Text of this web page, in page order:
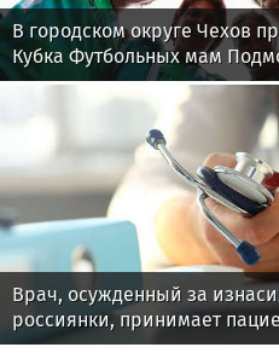
В городском округе Чехов
Кубка Футбольных мам
Врач, осужденный за
россиянки, принимает